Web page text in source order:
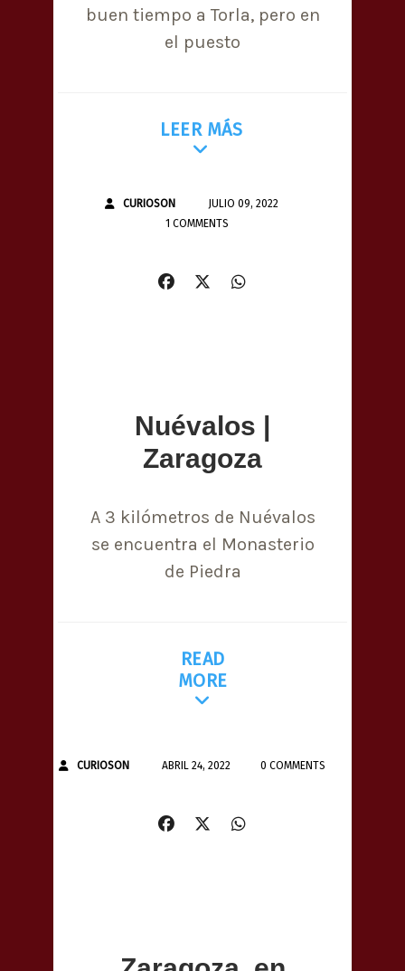
buen tiempo a Torla, pero en
el puesto
LEER MÁS
CURIOSON
JULIO 09, 2022
1 COMMENTS
Nuévalos |
Zaragoza
A 3 kilómetros de Nuévalos
se encuentra el Monasterio
de Piedra
READ
MORE
CURIOSON ABRIL 24, 2022 0 COMMENTS